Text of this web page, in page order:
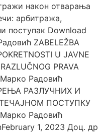
након отварања
арбитража,
поступак Download
ZABELEŽBA
U JAVNE
PRAVA
Радовић
РАЗЛУЧНИХ И
ПОСТУПКУ
Радовић
1, 2023 Доц. др